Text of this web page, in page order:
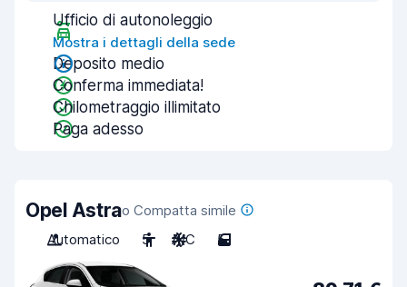
Ufficio di autonoleggio
Mostra i dettagli della sede
Deposito medio
Conferma immediata!
Chilometraggio illimitato
Paga adesso
Opel Astrao Compatta simile
Automatico
5 A/C 5